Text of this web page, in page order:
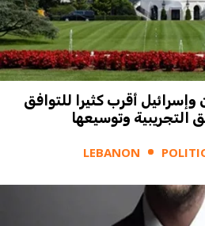
وإسرائيل أقرب كثيرا للتوافق
التجريبية وتوسيعها
LEBANON